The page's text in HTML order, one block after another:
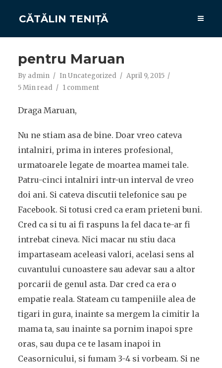
CĂTĂLIN TENIȚĂ
pentru Maruan
By admin InUncategorized
April 9, 2015
5 Min read
1 comment
Draga Maruan,
Nu ne stiam asa de bine. Doar vreo cateva
intalniri, prima in interes profesional,
urmatoarele legate de moartea mamei tale.
Patru-cinci intalniri intr-un interval de vreo
doi ani. Si cateva discutii telefonice sau pe
Facebook. Si totusi cred ca eram prieteni buni.
Cred ca si tu ai fi raspuns la fel daca te-ar fi
intrebat cineva. Nici macar nu stiu daca
impartaseam aceleasi valori, acelasi sens al
cuvantului cunoastere sau adevar sau a altor
porcarii de genul asta. Dar cred ca era o
empatie reala. Stateam cu tampeniile alea de
tigari in gura, inainte sa mergem la cimitir la
mama ta, sau inainte sa pornim inapoi spre
oras, sau dupa ce te lasam inapoi in
Ceasornicului, si fumam 3-4 si vorbeam. Si ne